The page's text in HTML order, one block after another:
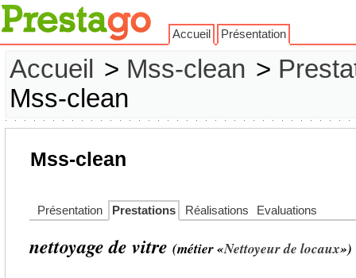
Accueil Présentation
Accueil > Mss-clean >
Mss-clean
Mss-clean
Présentation Prestations Réalisations Evaluations
nettoyage de vitre (métier «Nettoyeur de locaux»)